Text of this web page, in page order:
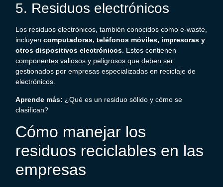
5. Residuos electrónicos
Los residuos electrónicos, también conocidos como e-waste,
incluyen computadoras, teléfonos móviles, impresoras y
otros dispositivos electrónicos. Estos contienen
componentes valiosos y peligrosos que deben ser
gestionados por empresas especializadas en reciclaje de
electrónicos.
Aprende más: ¿Qué es un residuo sólido y cómo se
clasifican?
Cómo manejar los
residuos reciclables en las
empresas